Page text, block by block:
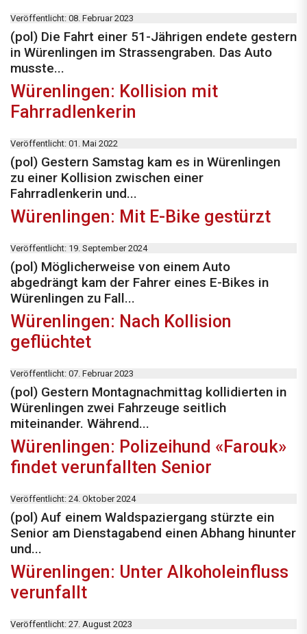
Veröffentlicht: 08. Februar 2023
(pol) Die Fahrt einer 51-Jährigen endete gestern
in Würenlingen im Strassengraben. Das Auto
musste...
Würenlingen: Kollision mit
Fahrradlenkerin
Veröffentlicht: 01. Mai 2022
(pol) Gestern Samstag kam es in Würenlingen
zu einer Kollision zwischen einer
Fahrradlenkerin und...
Würenlingen: Mit E-Bike gestürzt
Veröffentlicht: 19. September 2024
(pol) Möglicherweise von einem Auto
abgedrängt kam der Fahrer eines E-Bikes in
Würenlingen zu Fall...
Würenlingen: Nach Kollision
geflüchtet
Veröffentlicht: 07. Februar 2023
(pol) Gestern Montagnachmittag kollidierten in
Würenlingen zwei Fahrzeuge seitlich
miteinander. Während...
Würenlingen: Polizeihund «Farouk»
findet verunfallten Senior
Veröffentlicht: 24. Oktober 2024
(pol) Auf einem Waldspaziergang stürzte ein
Senior am Dienstagabend einen Abhang hinunter
und...
Würenlingen: Unter Alkoholeinfluss
verunfallt
Veröffentlicht: 27. August 2023